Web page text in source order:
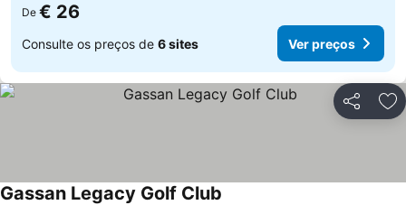
De € 26
Consulte os preços de 6 sites Ver preços
Partilhar
Gassan Legacy Golf Club